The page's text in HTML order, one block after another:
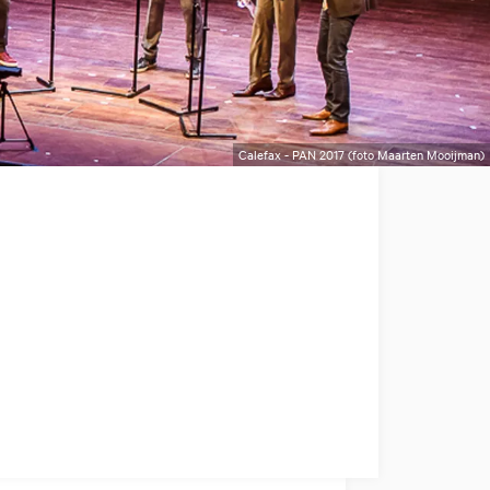
Calefax - PAN 2017 (foto Maarten Mooijman)